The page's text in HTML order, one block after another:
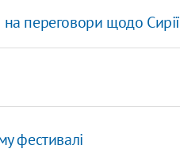
на переговори щодо Сирії
фестивалі